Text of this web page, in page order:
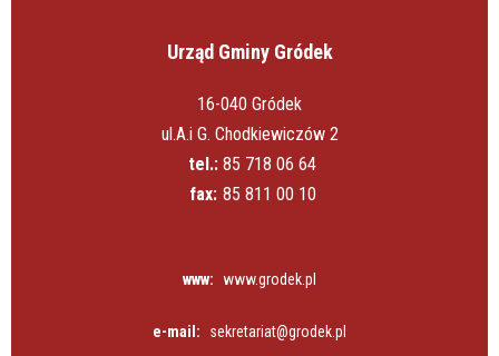
Urząd Gminy Gródek
16-040 Gródek
ul.A.i G. Chodkiewiczów 2
tel.: 85 718 06 64
fax: 85 811 00 10
www: www.grodek.pl
e-mail: sekretariat@grodek.pl